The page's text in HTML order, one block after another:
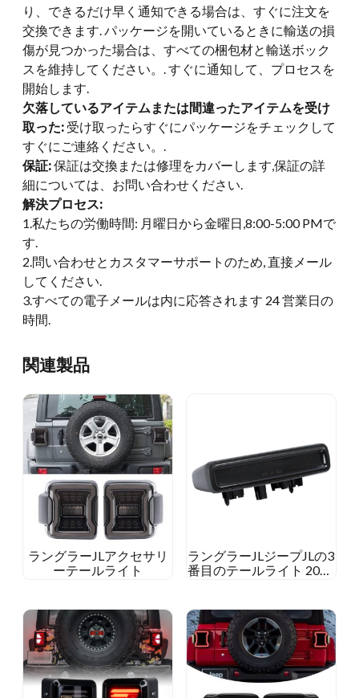
り、できるだけ早く通知できる場合は、すぐに注文を
交換できます. パッケージを開いているときに輸送の損
傷が見つかった場合は、すべての梱包材と輸送ボック
スを維持してください。. すぐに通知して、プロセスを
開始します.
欠落しているアイテムまたは間違ったアイテムを受け
取った: 受け取ったらすぐにパッケージをチェックして
すぐにご連絡ください。.
保証:保証は交換または修理をカバーします,保証の詳
細については、お問い合わせください.
解決プロセス:
1.私たちの労働時間: 月曜日から金曜日,8:00-5:00 PMで
す.
2.問い合わせとカスタマーサポートのため, 直接メール
してください.
3.すべての電子メールは内に応答されます 24 営業日の
時間.
関連製品
ラングラーJLアクセサリ
ーテールライト
ラングラーJLジープJLの3
番目のテールライト 2018